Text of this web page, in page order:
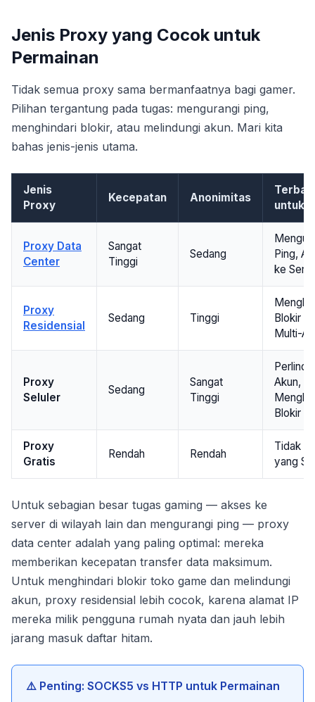
Jenis Proxy yang Cocok untuk
Permainan
Tidak semua proxy sama bermanfaatnya bagi gamer.
Pilihan tergantung pada tugas: mengurangi ping,
menghindari blokir, atau melindungi akun. Mari kita
bahas jenis-jenis utama.
Jenis
Proxy
Kecepatan Anonimitas
Terbaik
untuk
Proxy Data
Center
Sangat
Tinggi
Sedang
Ping,
ke
Proxy
Residensial
Sedang Tinggi
Blokir
Multi-
Proxy
Seluler
Sedang
Sangat
Tinggi
Akun,
Blokir
Proxy
Gratis
Rendah Rendah
Tidak
yang
Untuk sebagian besar tugas gaming — akses ke
server di wilayah lain dan mengurangi ping — proxy
data center adalah yang paling optimal: mereka
memberikan kecepatan transfer data maksimum.
Untuk menghindari blokir toko game dan melindungi
akun, proxy residensial lebih cocok, karena alamat IP
mereka milik pengguna rumah nyata dan jauh lebih
jarang masuk daftar hitam.
⚠️ Penting: SOCKS5 vs HTTP untuk Permainan